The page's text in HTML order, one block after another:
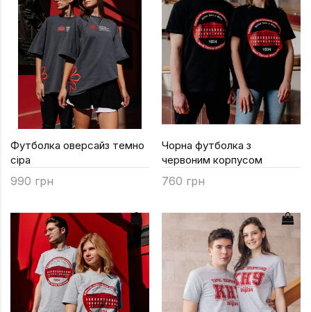
Футболка оверсайз темно
сіра
990 грн
Чорна футболка з
червоним корпусом
760 грн